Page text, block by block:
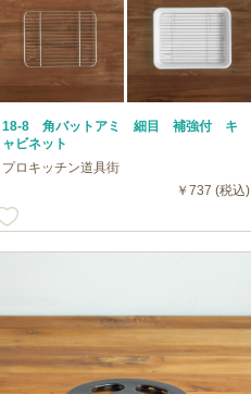
18-8 角バットアミ 細目 補強付 キ
ャビネット
プロキッチン道具街
￥737 (税込)